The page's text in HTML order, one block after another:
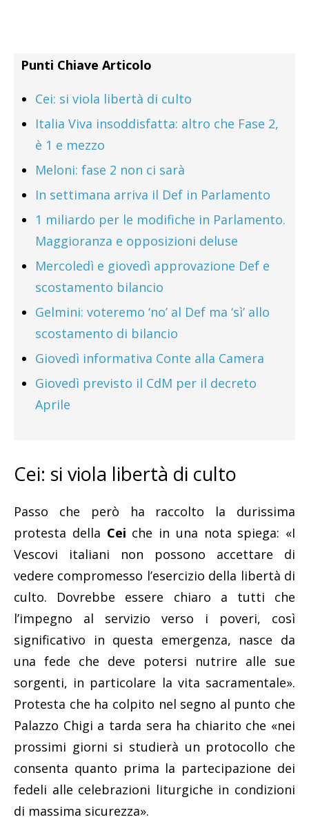
Punti Chiave Articolo
Cei: si viola libertà di culto
Italia Viva insoddisfatta: altro che Fase 2,
è 1 e mezzo
Meloni: fase 2 non ci sarà
In settimana arriva il Def in Parlamento
1 miliardo per le modifiche in Parlamento.
Maggioranza e opposizioni deluse
Mercoledì e giovedì approvazione Def e
scostamento bilancio
Gelmini: voteremo ‘no’ al Def ma ‘sì’ allo
scostamento di bilancio
Giovedì informativa Conte alla Camera
Giovedì previsto il CdM per il decreto
Aprile
Cei: si viola libertà di culto
Passo che però ha raccolto la durissima
protesta della Cei che in una nota spiega: «I
Vescovi italiani non possono accettare di
vedere compromesso l’esercizio della libertà di
culto. Dovrebbe essere chiaro a tutti che
l’impegno al servizio verso i poveri, così
significativo in questa emergenza, nasce da
una fede che deve potersi nutrire alle sue
sorgenti, in particolare la vita sacramentale».
Protesta che ha colpito nel segno al punto che
Palazzo Chigi a tarda sera ha chiarito che «nei
prossimi giorni si studierà un protocollo che
consenta quanto prima la partecipazione dei
fedeli alle celebrazioni liturgiche in condizioni
di massima sicurezza».